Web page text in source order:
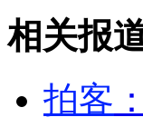
菲特使来台向
相关报
拍客